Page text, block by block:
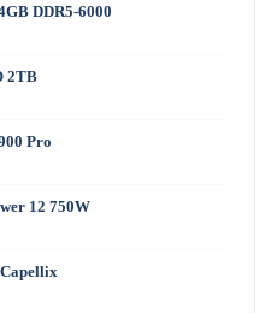
DDR5-6000
2TB
Pro
12 750W